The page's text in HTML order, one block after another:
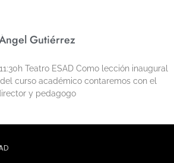
Gutiérrez
Teatro ESAD Como lección inaugural
curso académico contaremos con el
y pedagogo